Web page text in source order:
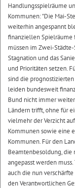
Handlungsspielräume
Kommunen: "Die Mai-
weiterhin angespannt
finanziellen Spielräume
müssen im Zwei-
Stagnation und das
und Prioritäten setzen.
sind die
leiden bundesweit
Bund nicht immer
Ländern trifft, ohne für
vielmehr der Verzicht
Kommunen sowie eine
Kommunen. Für den
Beamtenbesoldung, die
angepasst werden
auch die nun
den Verantwortlichen